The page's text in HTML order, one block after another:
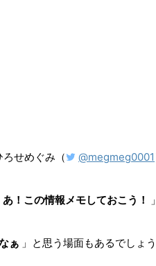
せめぐみ（ @megmeg0001
あ！この情報メモしておこう！
ぁ 」と思う場面もあるでしょう